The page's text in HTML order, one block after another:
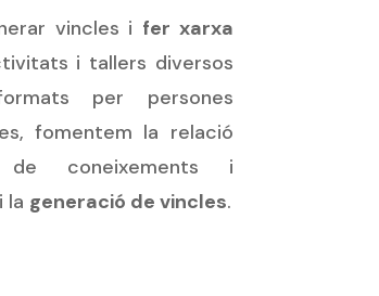
vincles i fer xarxa
i tallers diversos
per persones
fomentem la relació
de coneixements i
la generació de vincles.